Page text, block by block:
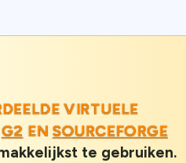
VIRTUELE
G2 EN SOURCEFORGE
te gebruiken.